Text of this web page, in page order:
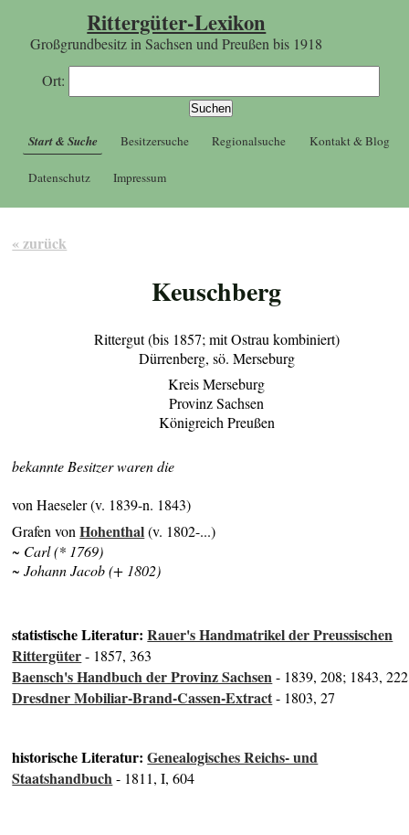
Rittergüter-Lexikon
Großgrundbesitz in Sachsen und Preußen bis 1918
Ort:
Start & Suche Besitzersuche Regionalsuche Kontakt & Blog
Datenschutz Impressum
« zurück
Keuschberg
Rittergut (bis 1857; mit Ostrau kombiniert)
Dürrenberg, sö. Merseburg
Kreis Merseburg
Provinz Sachsen
Königreich Preußen
bekannte Besitzer waren die
von Haeseler (v. 1839-n. 1843)
Grafen vonHohenthal(v. 1802-...)
~ Carl (* 1769)
~ Johann Jacob (+ 1802)
statistische Literatur:Rauer's Handmatrikel der Preussischen
Rittergüter- 1857, 363
Baensch's Handbuch der Provinz Sachsen- 1839, 208; 1843, 222
Dresdner Mobiliar-Brand-Cassen-Extract- 1803, 27
historische Literatur:Genealogisches Reichs- und
Staatshandbuch- 1811, I, 604